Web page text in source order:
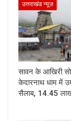
उत्तराखंड न्यूज़
सावन के आखिरी
केदारनाथ धाम में
सैलाब, 14.45